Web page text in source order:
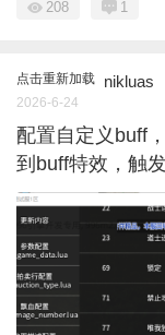
208 1
点击重新加载 nikluas
2026-6-24
配置自定义buff
到buff特效，触